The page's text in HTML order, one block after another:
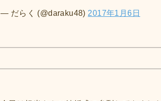
— だらく (@daraku48) 2017年1月6日